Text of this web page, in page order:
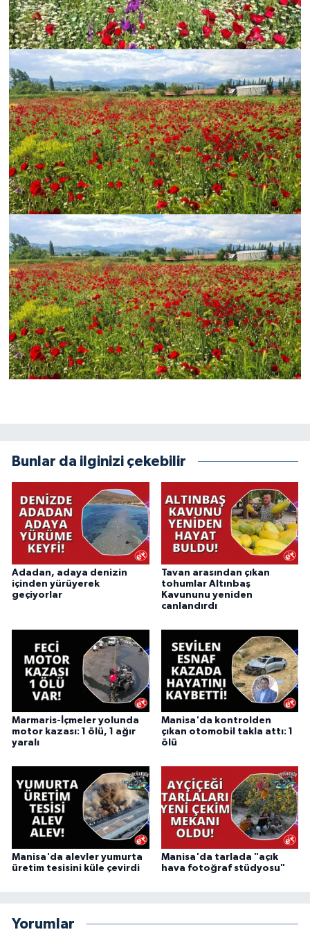
Bunlar da ilginizi çekebilir
Adadan, adaya denizin
içinden yürüyerek
geçiyorlar
Tavan arasından çıkan
tohumlar Altınbaş
Kavununu yeniden
canlandırdı
Marmaris-İçmeler yolunda
motor kazası: 1 ölü, 1 ağır
yaralı
Manisa'da kontrolden
çıkan otomobil takla attı: 1
ölü
Manisa'da alevler yumurta
üretim tesisini küle çevirdi
Manisa'da tarlada "açık
hava fotoğraf stüdyosu"
Yorumlar